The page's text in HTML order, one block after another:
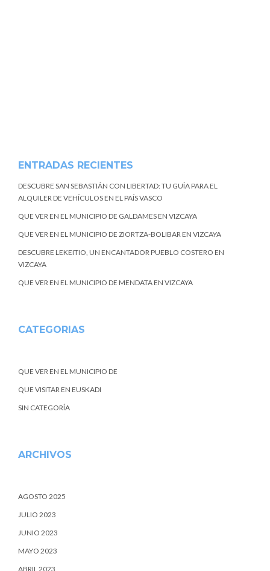
ENTRADAS RECIENTES
DESCUBRE SAN SEBASTIÁN CON LIBERTAD: TU GUÍA PARA EL
ALQUILER DE VEHÍCULOS EN EL PAÍS VASCO
QUE VER EN EL MUNICIPIO DE GALDAMES EN VIZCAYA
QUE VER EN EL MUNICIPIO DE ZIORTZA-BOLIBAR EN VIZCAYA
DESCUBRE LEKEITIO, UN ENCANTADOR PUEBLO COSTERO EN
VIZCAYA
QUE VER EN EL MUNICIPIO DE MENDATA EN VIZCAYA
CATEGORIAS
QUE VER EN EL MUNICIPIO DE
QUE VISITAR EN EUSKADI
SIN CATEGORÍA
ARCHIVOS
AGOSTO 2025
JULIO 2023
JUNIO 2023
MAYO 2023
ABRIL 2023